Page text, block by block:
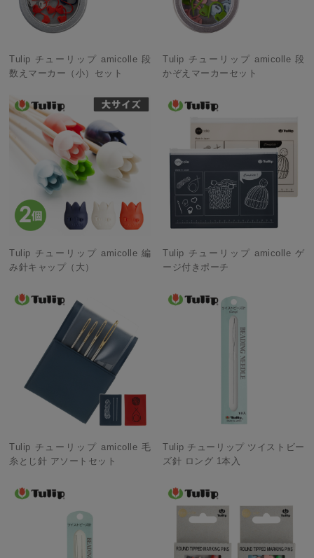
Tulip チューリップ amicolle 段
数えマーカー（小）セット
Tulip チューリップ amicolle 段
かぞえマーカーセット
Tulip チューリップ amicolle 編
み針キャップ（大）
Tulip チューリップ amicolle ゲ
ージ付きポーチ
Tulip チューリップ amicolle 毛
糸とじ針 アソートセット
Tulip チューリップ ツイストビー
ズ針 ロング 1本入